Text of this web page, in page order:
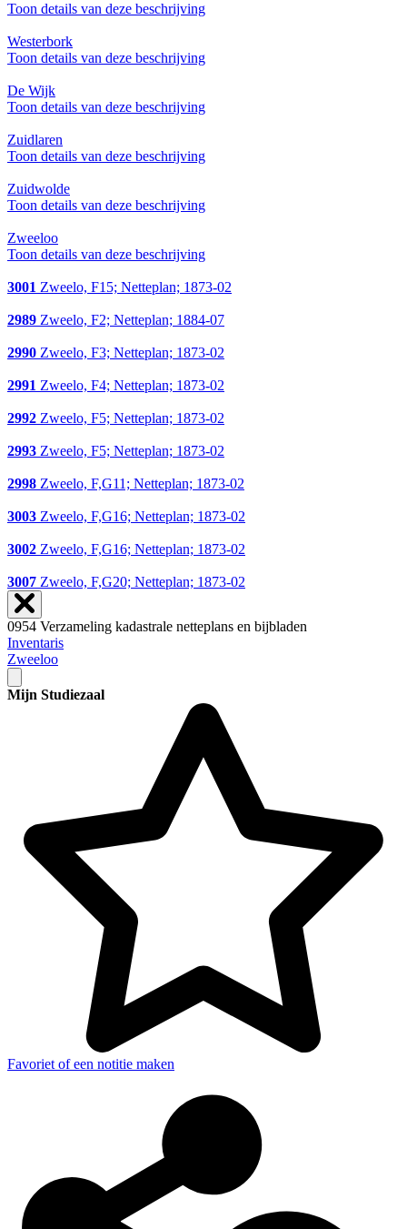
Toon details van deze beschrijving
Westerbork
Toon details van deze beschrijving
De Wijk
Toon details van deze beschrijving
Zuidlaren
Toon details van deze beschrijving
Zuidwolde
Toon details van deze beschrijving
Zweeloo
Toon details van deze beschrijving
3001 Zweelo, F15; Netteplan; 1873-02
2989 Zweelo, F2; Netteplan; 1884-07
2990 Zweelo, F3; Netteplan; 1873-02
2991 Zweelo, F4; Netteplan; 1873-02
2992 Zweelo, F5; Netteplan; 1873-02
2993 Zweelo, F5; Netteplan; 1873-02
2998 Zweelo, F,G11; Netteplan; 1873-02
3003 Zweelo, F,G16; Netteplan; 1873-02
3002 Zweelo, F,G16; Netteplan; 1873-02
3007 Zweelo, F,G20; Netteplan; 1873-02
0954 Verzameling kadastrale netteplans en bijbladen
Inventaris
Zweeloo
Mijn Studiezaal
Favoriet of een notitie maken